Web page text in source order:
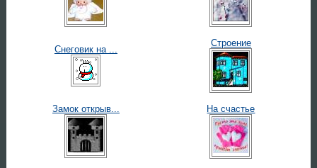
Снеговик на ...
Строение
Замок открыв... На счастье